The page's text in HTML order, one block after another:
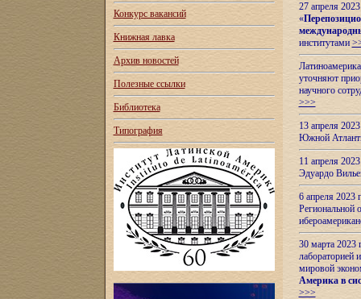
Конкурс вакансий
Книжная лавка
Архив новостей
Полезные ссылки
Библиотека
Типография
27 апреля
«
институтами
уточняют
научного
>>>
13 апреля
Южной
11 апреля
Эдуардо
6 апреля
Региональной
30 марта 2023
лабораторией
мировой
Америка в
>>>